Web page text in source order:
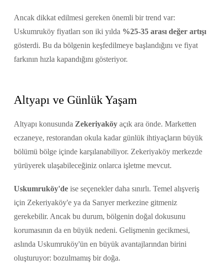
Ancak dikkat edilmesi gereken önemli bir trend var:
Uskumruköy fiyatları son iki yılda %25-35 arası değer artışı
gösterdi. Bu da bölgenin keşfedilmeye başlandığını ve fiyat
farkının hızla kapandığını gösteriyor.
Altyapı ve Günlük Yaşam
Altyapı konusunda Zekeriyaköy açık ara önde. Marketten
eczaneye, restorandan okula kadar günlük ihtiyaçların büyük
bölümü bölge içinde karşılanabiliyor. Zekeriyaköy merkezde
yürüyerek ulaşabileceğiniz onlarca işletme mevcut.
Uskumruköy'de ise seçenekler daha sınırlı. Temel alışveriş
için Zekeriyaköy'e ya da Sarıyer merkezine gitmeniz
gerekebilir. Ancak bu durum, bölgenin doğal dokusunu
korumasının da en büyük nedeni. Gelişmenin gecikmesi,
aslında Uskumruköy'ün en büyük avantajlarından birini
oluşturuyor: bozulmamış bir doğa.